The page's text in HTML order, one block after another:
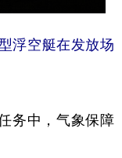
浮空艇在发放场
务中，气象保障